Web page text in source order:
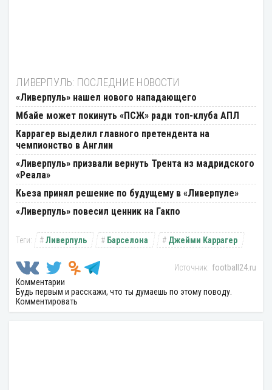
ЛИВЕРПУЛЬ: ПОСЛЕДНИЕ НОВОСТИ
«Ливерпуль» нашел нового нападающего
Мбайе может покинуть «ПСЖ» ради топ-клуба АПЛ
Каррагер выделил главного претендента на
чемпионство в Англии
«Ливерпуль» призвали вернуть Трента из мадридского
«Реала»
Кьеза принял решение по будущему в «Ливерпуле»
«Ливерпуль» повесил ценник на Гакпо
Ливерпуль Барселона Джейми Каррагер
football24.ru
Комментарии
Будь первым и расскажи, что ты думаешь по этому поводу.
Комментировать